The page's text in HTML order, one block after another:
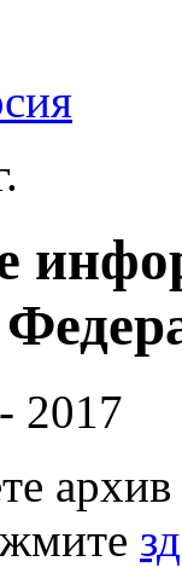
2017